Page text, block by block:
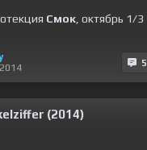
Смок, октябрь 1/3
5
(2014)